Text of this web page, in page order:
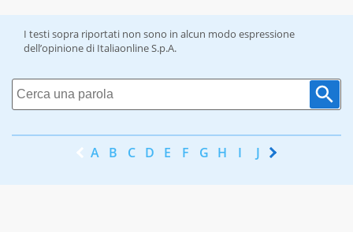
I testi sopra riportati non sono in alcun modo espressione
dell’opinione di Italiaonline S.p.A.
A B C D E F G H I J K